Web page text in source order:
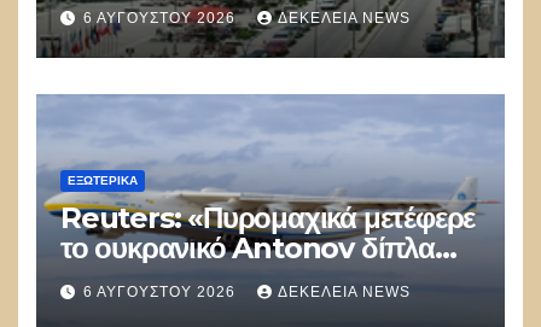
και έκανε υποδείξεις σε Έλληνα
πολίτη»
6 ΑΥΓΟΎΣΤΟΥ 2026 ΔΕΚΈΛΕΙΑ NEWS
ΕΞΩΤΕΡΙΚΑ
Reuters: «Πυρομαχικά μετέφερε
το ουκρανικό Antonov δίπλα
στο οποίο βρέθηκε το drone στη
Λειψία»
6 ΑΥΓΟΎΣΤΟΥ 2026 ΔΕΚΈΛΕΙΑ NEWS